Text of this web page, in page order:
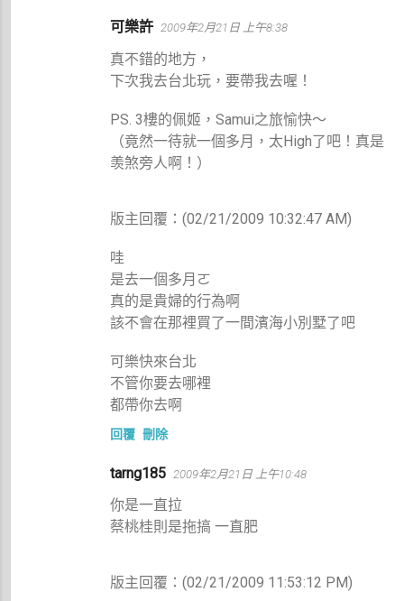
可樂許 2009年2月21日 上午8:38
真不錯的地方，
下次我去台北玩，要帶我去喔！
PS. 3樓的佩姬，Samui之旅愉快～
（竟然一待就一個多月，太High了吧！真是
羡煞旁人啊！）
版主回覆：(02/21/2009 10:32:47 AM)
哇
是去一個多月ㄛ
真的是貴婦的行為啊
該不會在那裡買了一間濱海小別墅了吧
可樂快來台北
不管你要去哪裡
都帶你去啊
回覆 刪除
tarng185 2009年2月21日 上午10:48
你是一直拉
蔡桃桂則是拖搞 一直肥
版主回覆：(02/21/2009 11:53:12 PM)